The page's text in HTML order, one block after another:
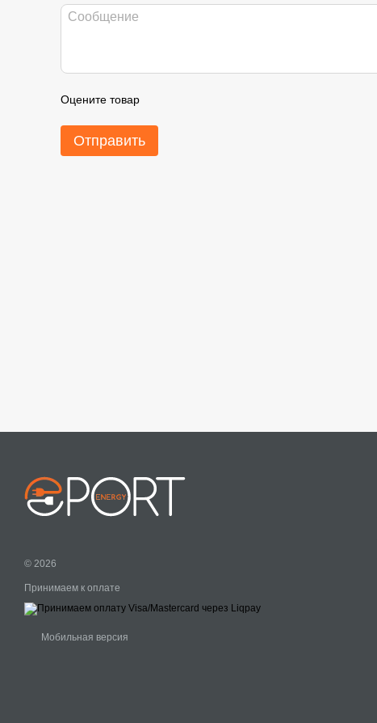
Оцените товар
Отправить
© 2026
Принимаем к оплате
Мобильная версия